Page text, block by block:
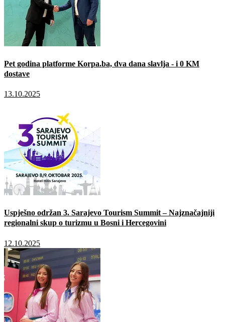
Pet godina platforme Korpa.ba, dva dana slavlja - i 0 KM
dostave
13.10.2025
Uspješno održan 3. Sarajevo Tourism Summit – Najznačajniji
regionalni skup o turizmu u Bosni i Hercegovini
12.10.2025